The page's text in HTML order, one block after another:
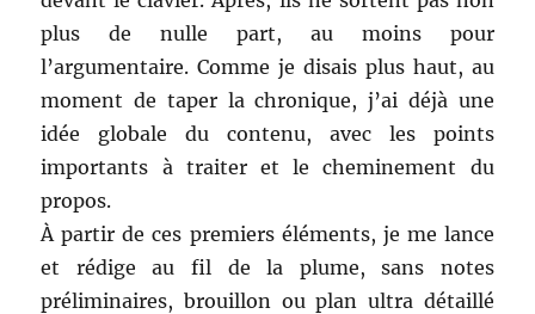
plus de nulle part, au moins pour
l’argumentaire. Comme je disais plus haut, au
moment de taper la chronique, j’ai déjà une
idée globale du contenu, avec les points
importants à traiter et le cheminement du
propos.
À partir de ces premiers éléments, je me lance
et rédige au fil de la plume, sans notes
préliminaires, brouillon ou plan ultra détaillé